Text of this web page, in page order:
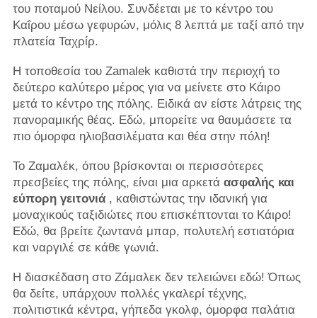
του ποταμού Νείλου. Συνδέεται με το κέντρο του
Καΐρου μέσω γεφυρών, μόλις 8 λεπτά με ταξί από την
πλατεία Ταχρίρ.
Η τοποθεσία του Zamalek καθιστά την περιοχή το
δεύτερο καλύτερο μέρος για να μείνετε στο Κάιρο
μετά το κέντρο της πόλης. Ειδικά αν είστε λάτρεις της
πανοραμικής θέας. Εδώ, μπορείτε να θαυμάσετε τα
πιο όμορφα ηλιοβασιλέματα και θέα στην πόλη!
Το Ζαμαλέκ, όπου βρίσκονται οι περισσότερες
πρεσβείες της πόλης, είναι μια αρκετά ασφαλής και
εύπορη γειτονιά, καθιστώντας την ιδανική για
μοναχικούς ταξιδιώτες που επισκέπτονται το Κάιρο!
Εδώ, θα βρείτε ζωντανά μπαρ, πολυτελή εστιατόρια
και ναργιλέ σε κάθε γωνιά.
Η διασκέδαση στο Ζάμαλεκ δεν τελειώνει εδώ! Όπως
θα δείτε, υπάρχουν πολλές γκαλερί τέχνης,
πολιτιστικά κέντρα, γήπεδα γκολφ, όμορφα παλάτια